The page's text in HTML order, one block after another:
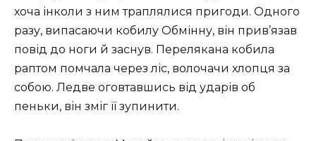
хоча інколи з ним траплялися пригоди. Одного
разу, випасаючи кобилу Обмінну, він прив’язав
повід до ноги й заснув. Перелякана кобила
раптом помчала через ліс, волочачи хлопця за
собою. Ледве оговтавшись від ударів об
пеньки, він зміг її зупинити.